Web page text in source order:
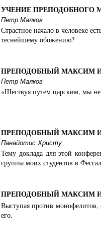
УЧЕНИЕ ПРЕПОДОБНОГО
Петр Малков
Страстное начало в человеке
теснейшему обожению?
ПРЕПОДОБНЫЙ МАКСИМ
Петр Малков
«Шествуя путем царским, мы
ПРЕПОДОБНЫЙ МАКСИМ
Панайотис Христу
Тему доклада для этой
группы моих студентов в
ПРЕПОДОБНЫЙ МАКСИМ
Выступая против монофелитов,
его.